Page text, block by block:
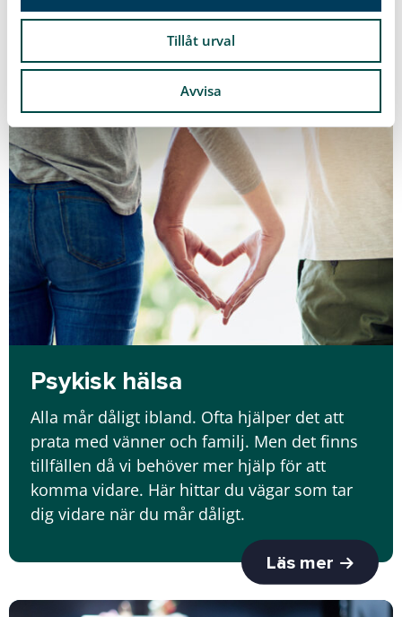
Tillåt urval
Avvisa
Psykisk hälsa
Alla mår dåligt ibland. Ofta hjälper det att
prata med vänner och familj. Men det finns
tillfällen då vi behöver mer hjälp för att
komma vidare. Här hittar du vägar som tar
dig vidare när du mår dåligt.
Läs mer